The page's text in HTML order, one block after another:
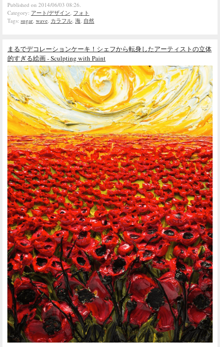
Published on 2014/06/03 08:26.
Category: アート/デザイン フォト
Tags: sugar wave カラフル 海 自然
まるでデコレーションケーキ！シェフから転身したアーティストの立体
的すぎる絵画 - Sculpting with Paint